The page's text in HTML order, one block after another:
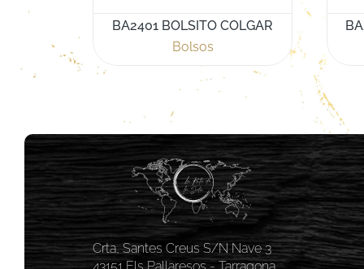
BA2401 BOLSITO COLGAR
Bolsos
Crta, Santes Creus S/N Nave 3